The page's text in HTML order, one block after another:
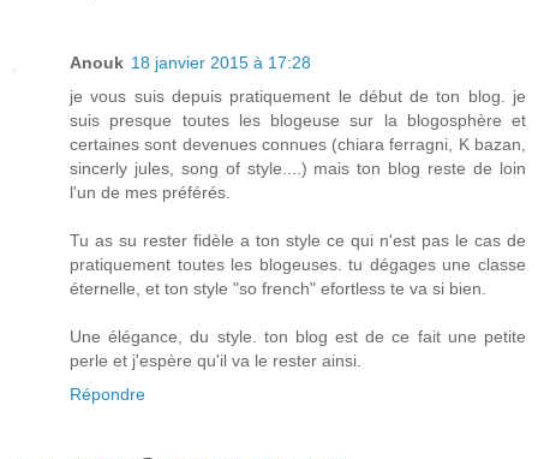
Anouk 18 janvier 2015 à 17:28
je vous suis depuis pratiquement le début de ton blog. je
suis presque toutes les blogeuse sur la blogosphère et
certaines sont devenues connues (chiara ferragni, K bazan,
sincerly jules, song of style....) mais ton blog reste de loin
l'un de mes préférés.
Tu as su rester fidèle a ton style ce qui n'est pas le cas de
pratiquement toutes les blogeuses. tu dégages une classe
éternelle, et ton style "so french" efortless te va si bien.
Une élégance, du style. ton blog est de ce fait une petite
perle et j'espère qu'il va le rester ainsi.
Répondre